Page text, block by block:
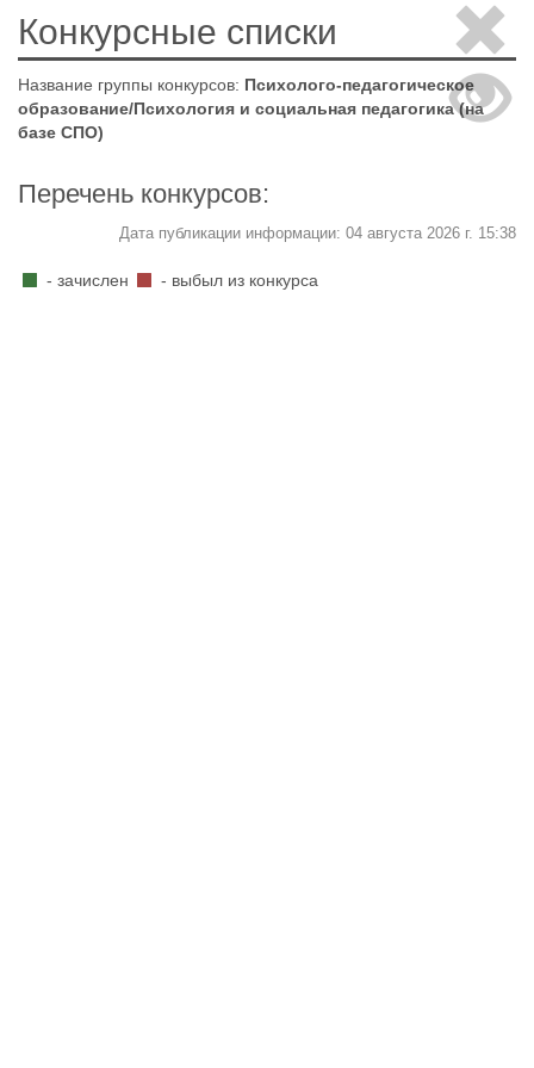
Конкурсные списки
Название группы конкурсов: Психолого-педагогическое
образование/Психология и социальная педагогика (на
базе СПО)
Перечень конкурсов:
Дата публикации информации: 04 августа 2026 г. 15:38
- зачислен - выбыл из конкурса